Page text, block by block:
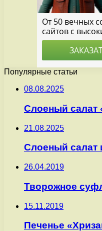
Популярные статьи
08.08.2025
Слоеный
21.08.2025
Слоеный салат
26.04.2019
Творожное
15.11.2019
Печенье